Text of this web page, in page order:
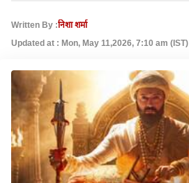
Written By :निशा शर्मा
Updated at : Mon, May 11,2026, 7:10 am (IST)